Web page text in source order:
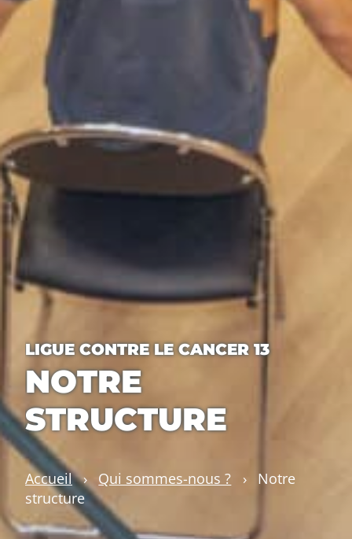
LIGUE CONTRE LE CANCER 13
NOTRE
STRUCTURE
Accueil › Qui sommes-nous ? › Notre
structure